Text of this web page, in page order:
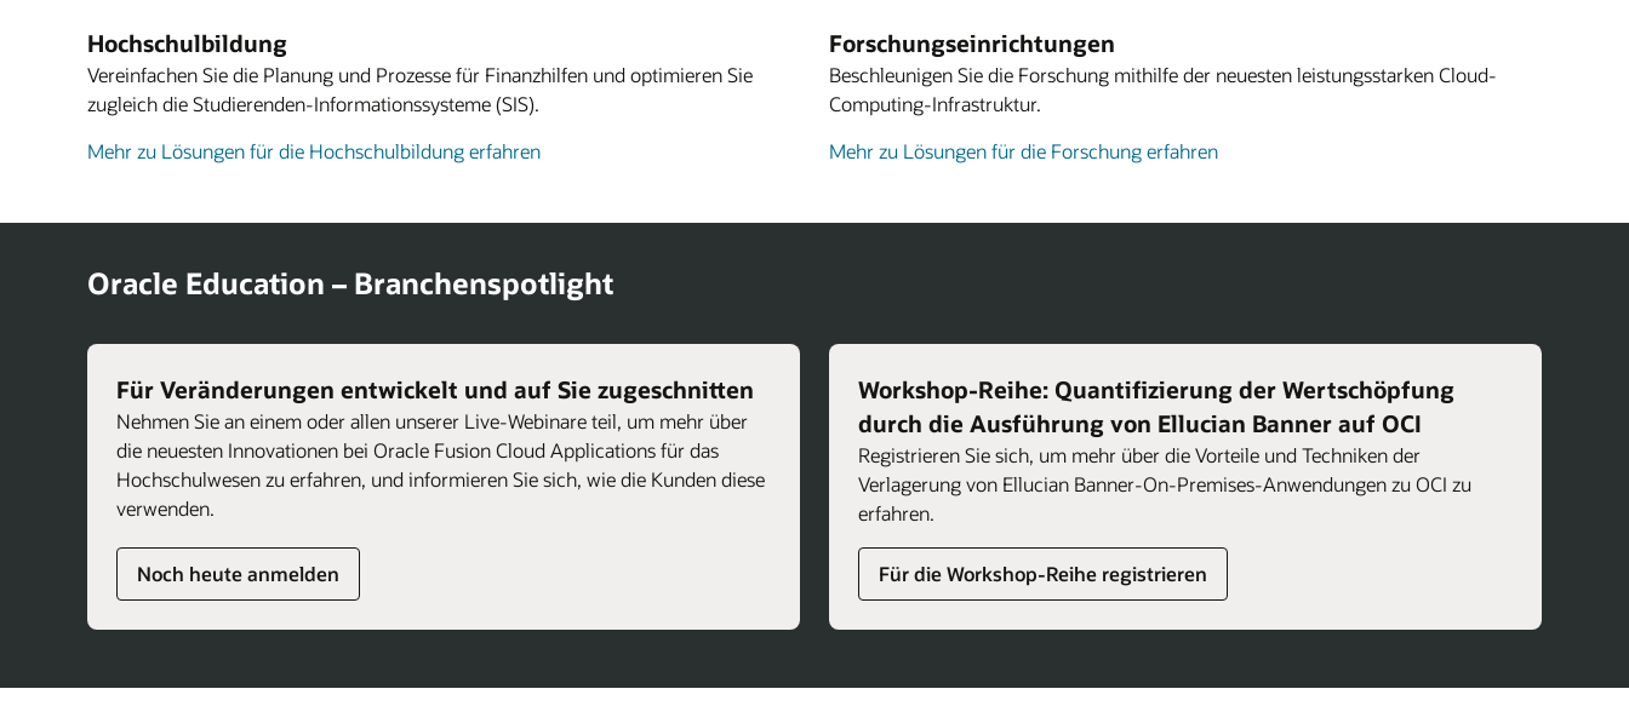
Hochschulbildung
Vereinfachen Sie die Planung und Prozesse für Finanzhilfen und optimieren Sie
zugleich die Studierenden-Informationssysteme (SIS).
Mehr zu Lösungen für die Hochschulbildung erfahren
Forschungseinrichtungen
Beschleunigen Sie die Forschung mithilfe der neuesten leistungsstarken Cloud-
Computing-Infrastruktur.
Mehr zu Lösungen für die Forschung erfahren
Oracle Education – Branchenspotlight
Für Veränderungen entwickelt und auf Sie zugeschnitten
Nehmen Sie an einem oder allen unserer Live-Webinare teil, um mehr über
die neuesten Innovationen bei Oracle Fusion Cloud Applications für das
Hochschulwesen zu erfahren, und informieren Sie sich, wie die Kunden diese
verwenden.
Noch heute anmelden
Workshop-Reihe: Quantifizierung der Wertschöpfung
durch die Ausführung von Ellucian Banner auf OCI
Registrieren Sie sich, um mehr über die Vorteile und Techniken der
Verlagerung von Ellucian Banner-On-Premises-Anwendungen zu OCI zu
erfahren.
Für die Workshop-Reihe registrieren